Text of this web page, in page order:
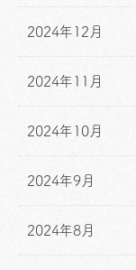
2024年12月
2024年11月
2024年10月
2024年9月
2024年8月